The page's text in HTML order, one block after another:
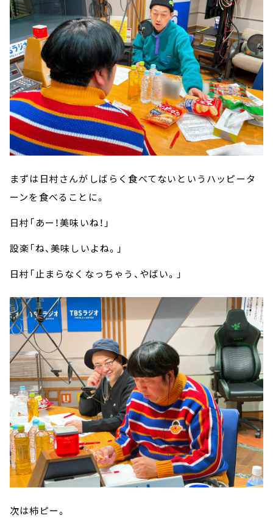
まずは日村さんがしばらく食べてないというハッピータ
ーンを食べることに。
日村「あー！美味いね！」
設楽「ね、美味しいよね。」
日村「止まらなくなっちゃう、やばい。」
次は柿ピー。